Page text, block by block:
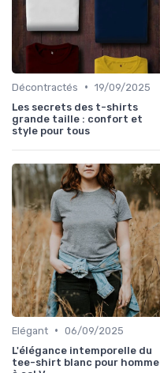
Décontractés • 19/09/2025
Les secrets des t-shirts
grande taille : confort et
style pour tous
Elégant • 06/09/2025
L'élégance intemporelle du
tee-shirt blanc pour homme